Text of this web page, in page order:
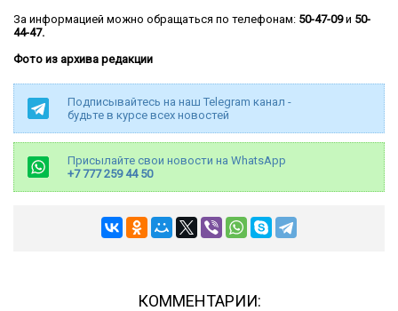
За информацией можно обращаться по телефонам: 50-47-09и 50-
44-47.
Фото из архива редакции
Подписывайтесь на наш Telegram канал -
будьте в курсе всех новостей
Присылайте свои новости на WhatsApp
+7 777 259 44 50
КОММЕНТАРИИ: